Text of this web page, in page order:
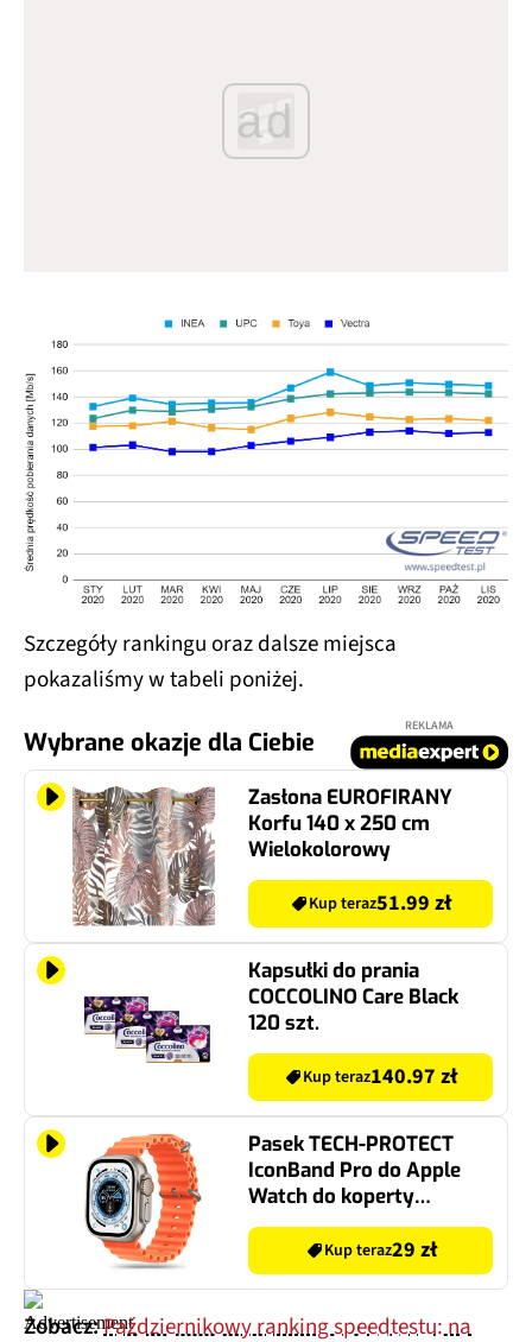
ad
Szczegóły rankingu oraz dalsze miejsca
pokazaliśmy w tabeli poniżej.
Wybrane okazje dla Ciebie
REKLAMA
Zasłona EUROFIRANY
Korfu 140 x 250 cm
Wielokolorowy
Kup teraz51.99 zł
Kapsułki do prania
COCCOLINO Care Black
120 szt.
Kup teraz140.97 zł
Pasek TECH-PROTECT
IconBand Pro do Apple
Watch do koperty
44/45/46/49 mm
Pomarańczowy
Kup teraz29 zł
Zobacz:Październikowy ranking speedtestu: na